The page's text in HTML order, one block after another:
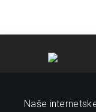
Naše